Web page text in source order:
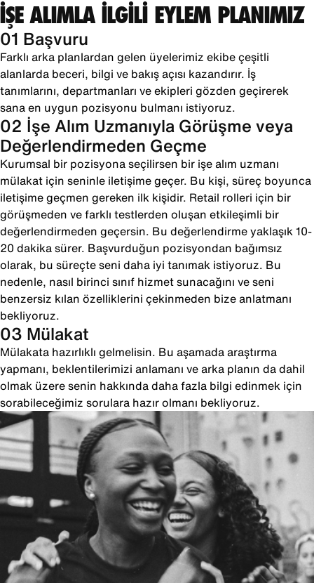
İŞE ALIMLA İLGİLİ EYLEM PLANIMIZ
01 Başvuru
Farklı arka planlardan gelen üyelerimiz ekibe çeşitli
alanlarda beceri, bilgi ve bakış açısı kazandırır. İş
tanımlarını, departmanları ve ekipleri gözden geçirerek
sana en uygun pozisyonu bulmanı istiyoruz.
02 İşe Alım Uzmanıyla Görüşme veya
Değerlendirmeden Geçme
Kurumsal bir pozisyona seçilirsen bir işe alım uzmanı
mülakat için seninle iletişime geçer. Bu kişi, süreç boyunca
iletişime geçmen gereken ilk kişidir. Retail rolleri için bir
görüşmeden ve farklı testlerden oluşan etkileşimli bir
değerlendirmeden geçersin. Bu değerlendirme yaklaşık 10-
20 dakika sürer. Başvurduğun pozisyondan bağımsız
olarak, bu süreçte seni daha iyi tanımak istiyoruz. Bu
nedenle, nasıl birinci sınıf hizmet sunacağını ve seni
benzersiz kılan özelliklerini çekinmeden bize anlatmanı
bekliyoruz.
03 Mülakat
Mülakata hazırlıklı gelmelisin. Bu aşamada araştırma
yapmanı, beklentilerimizi anlamanı ve arka planın da dahil
olmak üzere senin hakkında daha fazla bilgi edinmek için
sorabileceğimiz sorulara hazır olmanı bekliyoruz.